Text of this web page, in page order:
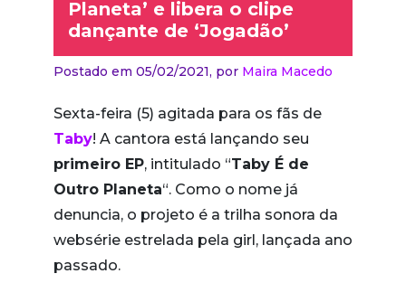
Planeta’ e libera o clipe
dançante de ‘Jogadão’
Postado em 05/02/2021, por Maira Macedo
Sexta-feira (5) agitada para os fãs de
Taby! A cantora está lançando seu
primeiro EP, intitulado “Taby É de
Outro Planeta“. Como o nome já
denuncia, o projeto é a trilha sonora da
websérie estrelada pela girl, lançada ano
passado.